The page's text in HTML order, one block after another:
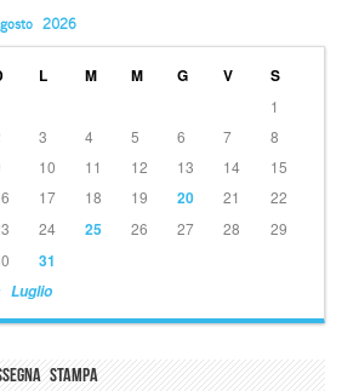
2026
L M M G V S
Luglio
1
3 4 5 6 7
8
10 11 12 13 14
15
17 18 19 20 21
22
24 25 26 27 28
29
31
Stampa